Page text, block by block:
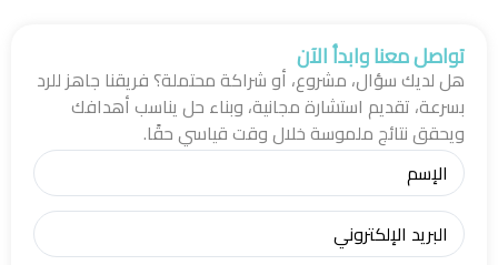
تواصل معنا وابدأ الآن
هل لديك سؤال، مشروع، أو شراكة محتملة؟ فريقنا جاهز للرد
بسرعة، تقديم استشارة مجانية، وبناء حل يناسب أهدافك
ويحقق نتائج ملموسة خلال وقت قياسي حقًا.